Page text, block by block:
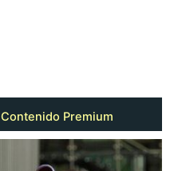
Contenido Premium